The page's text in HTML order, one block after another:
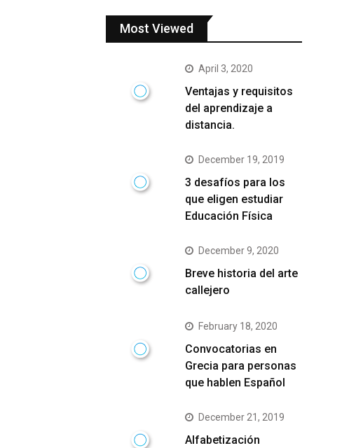
Most Viewed
April 3, 2020
Ventajas y requisitos
del aprendizaje a
distancia.
December 19, 2019
3 desafíos para los
que eligen estudiar
Educación Física
December 9, 2020
Breve historia del arte
callejero
February 18, 2020
Convocatorias en
Grecia para personas
que hablen Español
December 21, 2019
Alfabetización